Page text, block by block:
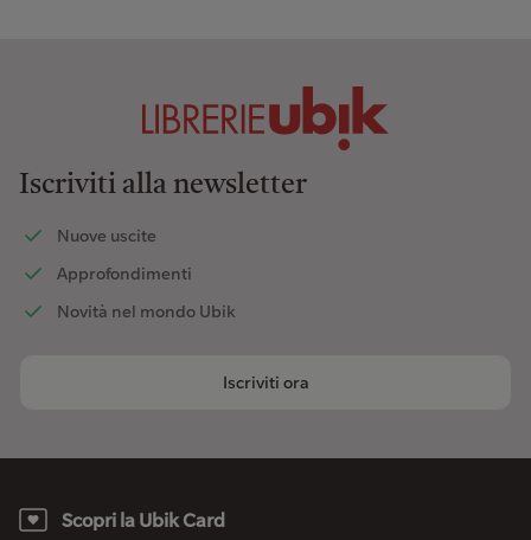
Iscriviti alla newsletter
Nuove uscite
Approfondimenti
Novità nel mondo Ubik
Iscriviti ora
Scopri la Ubik Card